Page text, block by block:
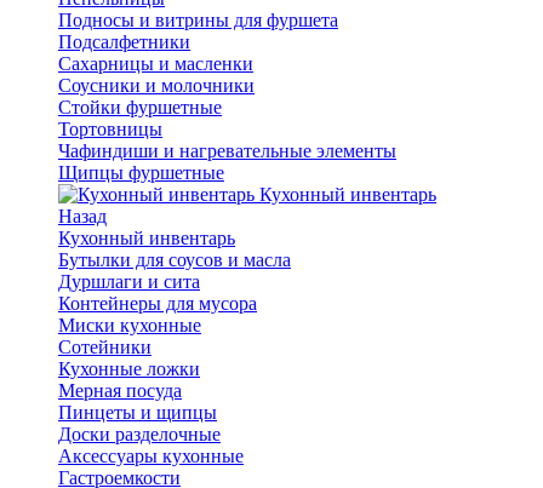
Подносы и витрины для фуршета
Подсалфетники
Сахарницы и масленки
Соусники и молочники
Стойки фуршетные
Тортовницы
Чафиндиши и нагревательные элементы
Щипцы фуршетные
Кухонный инвентарь
Назад
Кухонный инвентарь
Бутылки для соусов и масла
Дуршлаги и сита
Контейнеры для мусора
Миски кухонные
Сотейники
Кухонные ложки
Мерная посуда
Пинцеты и щипцы
Доски разделочные
Аксессуары кухонные
Гастроемкости